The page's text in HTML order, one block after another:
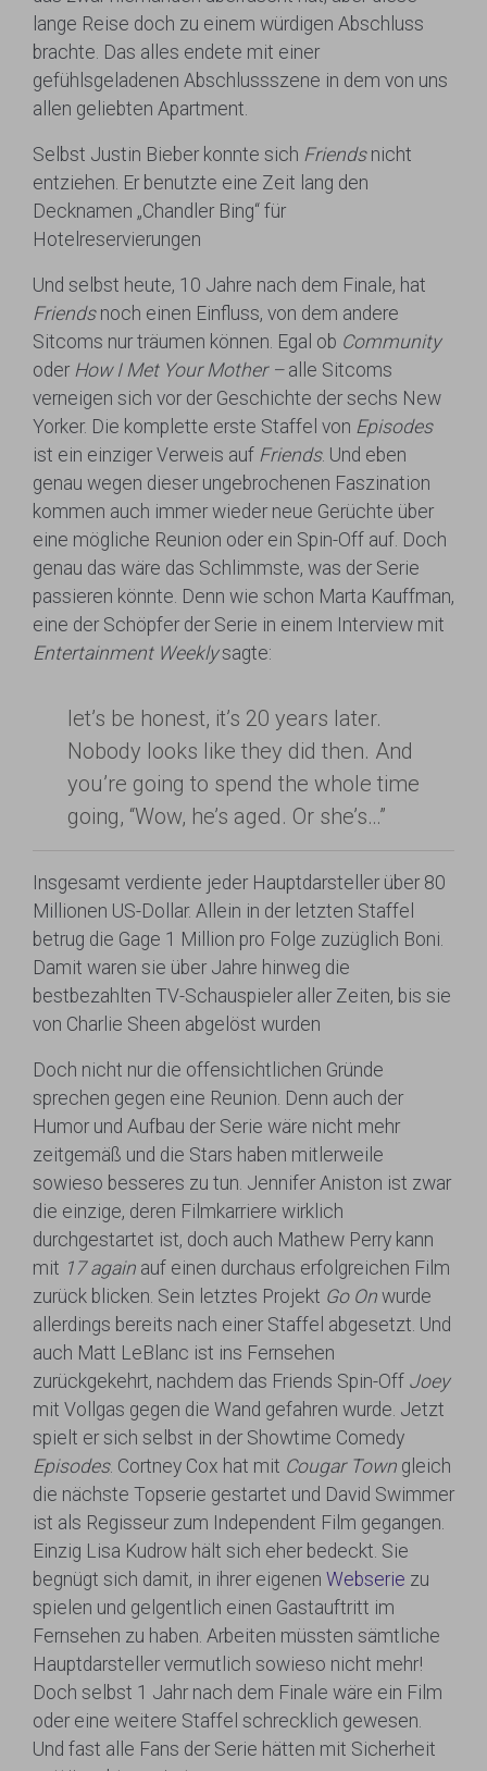
lange Reise doch zu einem würdigen Abschluss
brachte. Das alles endete mit einer
gefühlsgeladenen Abschlussszene in dem von uns
allen geliebten Apartment.
Selbst Justin Bieber konnte sich Friendsnicht
entziehen. Er benutzte eine Zeit lang den
Decknamen „Chandler Bing“ für
Hotelreservierungen
Und selbst heute, 10 Jahre nach dem Finale, hat
Friendsnoch einen Einfluss, von dem andere
Sitcoms nur träumen können. Egal ob Community
oder How I Met Your Mother – alle Sitcoms
verneigen sich vor der Geschichte der sechs New
Yorker. Die komplette erste Staffel von Episodes
ist ein einziger Verweis auf Friends. Und eben
genau wegen dieser ungebrochenen Faszination
kommen auch immer wieder neue Gerüchte über
eine mögliche Reunion oder ein Spin-Off auf. Doch
genau das wäre das Schlimmste, was der Serie
passieren könnte. Denn wie schon Marta Kauffman,
eine der Schöpfer der Serie in einem Interview mit
Entertainment Weeklysagte:
let’s be honest, it’s 20 years later.
Nobody looks like they did then. And
you’re going to spend the whole time
going, “Wow, he’s aged. Or she’s…”
Insgesamt verdiente jeder Hauptdarsteller über 80
Millionen US-Dollar. Allein in der letzten Staffel
betrug die Gage 1 Million pro Folge zuzüglich Boni.
Damit waren sie über Jahre hinweg die
bestbezahlten TV-Schauspieler aller Zeiten, bis sie
von Charlie Sheen abgelöst wurden
Doch nicht nur die offensichtlichen Gründe
sprechen gegen eine Reunion. Denn auch der
Humor und Aufbau der Serie wäre nicht mehr
zeitgemäß und die Stars haben mitlerweile
sowieso besseres zu tun. Jennifer Aniston ist zwar
die einzige, deren Filmkarriere wirklich
durchgestartet ist, doch auch Mathew Perry kann
mit 17 again auf einen durchaus erfolgreichen Film
zurück blicken. Sein letztes Projekt Go On wurde
allerdings bereits nach einer Staffel abgesetzt. Und
auch Matt LeBlanc ist ins Fernsehen
zurückgekehrt, nachdem das Friends Spin-Off Joey
mit Vollgas gegen die Wand gefahren wurde. Jetzt
spielt er sich selbst in der Showtime Comedy
Episodes. Cortney Cox hat mit Cougar Town gleich
die nächste Topserie gestartet und David Swimmer
ist als Regisseur zum Independent Film gegangen.
Einzig Lisa Kudrow hält sich eher bedeckt. Sie
begnügt sich damit, in ihrer eigenen Webserie zu
spielen und gelgentlich einen Gastauftritt im
Fernsehen zu haben. Arbeiten müssten sämtliche
Hauptdarsteller vermutlich sowieso nicht mehr!
Doch selbst 1 Jahr nach dem Finale wäre ein Film
oder eine weitere Staffel schrecklich gewesen.
Und fast alle Fans der Serie hätten mit Sicherheit